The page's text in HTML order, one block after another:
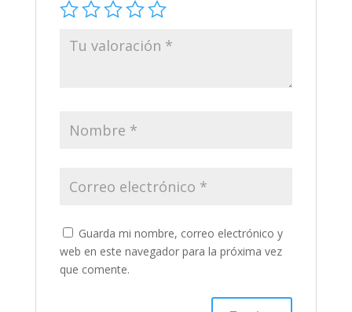
Guarda mi nombre, correo electrónico y
web en este navegador para la próxima vez
que comente.